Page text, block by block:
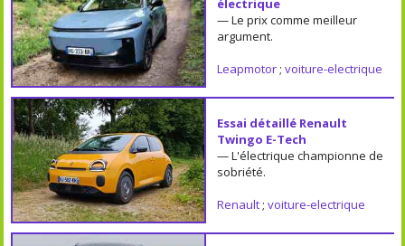
électrique
— Le prix comme meilleur
argument.
Leapmotor; voiture-electrique
Essai détaillé Renault
Twingo E-Tech
— L'électrique championne de
sobriété.
Renault; voiture-electrique